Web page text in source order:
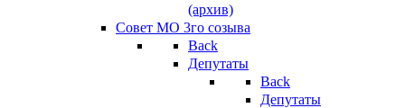
(архив)
Совет МО 3го созыва
Back
Депутаты
Back
Депутаты